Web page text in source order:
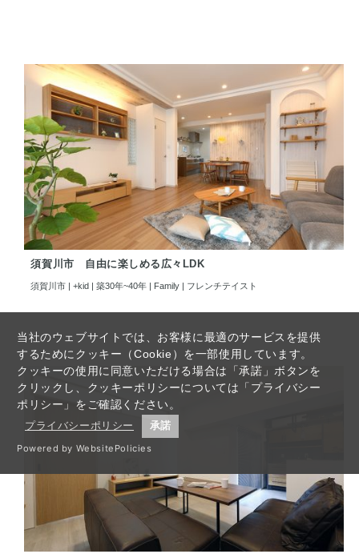
当社のウェブサイトでは、お客様に最適のサービスを提供
するためにクッキー（Cookie）を一部使用しています。
クッキーの使用に同意いただける場合は「承諾」ボタンを
クリックし、クッキーポリシーについては「プライバシー
ポリシー」をご確認ください。
プライバシーポリシー
承諾
Powered by WebsitePolicies
須賀川市 自由に楽しめる広々LDK
須賀川市 | +kid | 築30年~40年 | Family | フレンチテイスト